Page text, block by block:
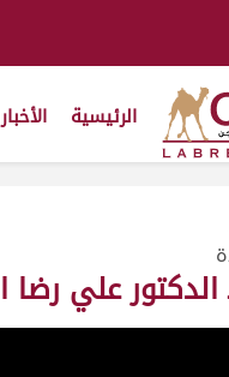
الرئيسية الأخبار